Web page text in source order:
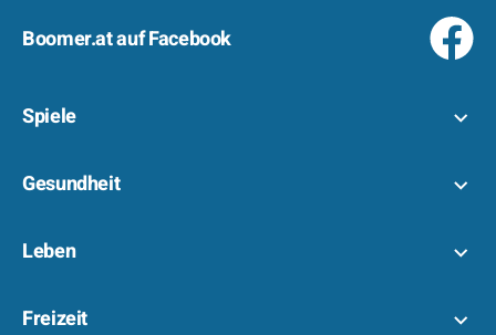
Boomer.at auf Facebook
Spiele
Gesundheit
Leben
Freizeit